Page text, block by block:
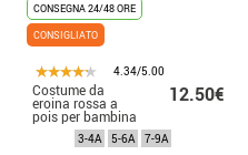
CONSEGNA 24/48 ORE
CONSIGLIATO
4.34/5.00
Costume da
eroina rossa a
pois per bambina
12.50€
3-4A 5-6A 7-9A